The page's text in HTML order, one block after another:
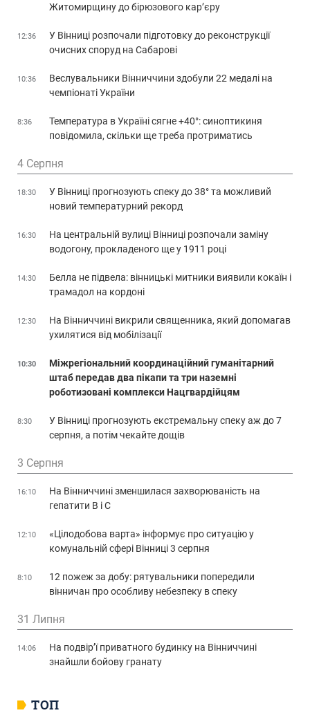
ТОП
Житомирщину до бірюзового кар’єру
12:36
У Вінниці розпочали підготовку до реконструкції
очисних споруд на Сабарові
10:36
Веслувальники Вінниччини здобули 22 медалі на
чемпіонаті України
8:36
Температура в Україні сягне +40°: синоптикиня
повідомила, скільки ще треба протриматись
4 Серпня
18:30
У Вінниці прогнозують спеку до 38° та можливий
новий температурний рекорд
16:30
На центральній вулиці Вінниці розпочали заміну
водогону, прокладеного ще у 1911 році
14:30
Белла не підвела: вінницькі митники виявили кокаїн і
трамадол на кордоні
12:30
На Вінниччині викрили священника, який допомагав
ухилятися від мобілізації
10:30
Міжрегіональний координаційний гуманітарний
штаб передав два пікапи та три наземні
роботизовані комплекси Нацгвардійцям
8:30
У Вінниці прогнозують екстремальну спеку аж до 7
серпня, а потім чекайте дощів
3 Серпня
16:10
На Вінниччині зменшилася захворюваність на
гепатити В і С
12:10
«Цілодобова варта» інформує про ситуацію у
комунальній сфері Вінниці 3 серпня
8:10
12 пожеж за добу: рятувальники попередили
вінничан про особливу небезпеку в спеку
31 Липня
14:06
На подвір’ї приватного будинку на Вінниччині
знайшли бойову гранату